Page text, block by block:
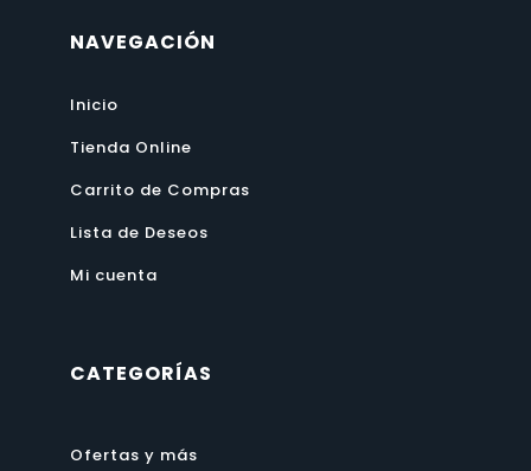
NAVEGACIÓN
Inicio
Tienda Online
Carrito de Compras
Lista de Deseos
Mi cuenta
CATEGORÍAS
Ofertas y más